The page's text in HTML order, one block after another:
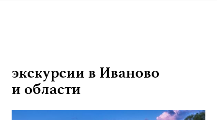
экскурсии в Иваново
и области